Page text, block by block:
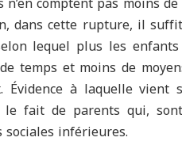
dans cette rupture, il
lequel plus les
temps et moins de
Évidence à laquelle vient
fait de parents qui,
inférieures.